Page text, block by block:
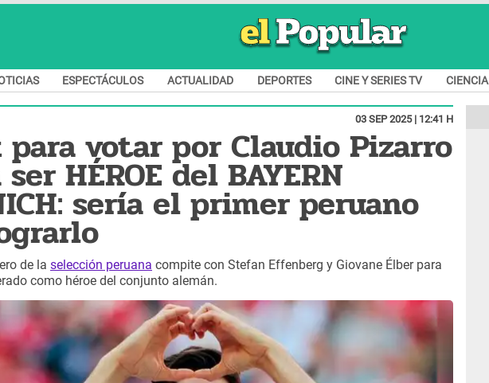
ESPECTÁCULOS ACTUALIDAD DEPORTES CINE Y SERIES TV CIENCIA
03 SEP 2025 | 12:41 H
votar por Claudio Pizarro
HÉROE del BAYERN
sería el primer peruano
de la selección peruana compite con Stefan Effenberg y Giovane Élber para
como héroe del conjunto alemán.